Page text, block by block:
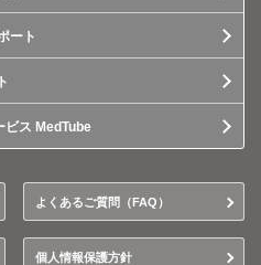
ート
ビス MedTube
よくあるご質問（FAQ）
個人情報保護方針